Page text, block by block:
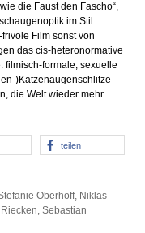
die Faust den Fascho“,
im Stil
Film sonst von
das cis-heteronormative
filmisch-formale, sexuelle
)Katzenaugenschlitze
die Welt wieder mehr
teilen
Oberhoff, Niklas
Sebastian